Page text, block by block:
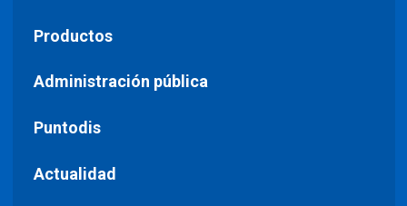
Productos
Administración pública
Puntodis
Actualidad